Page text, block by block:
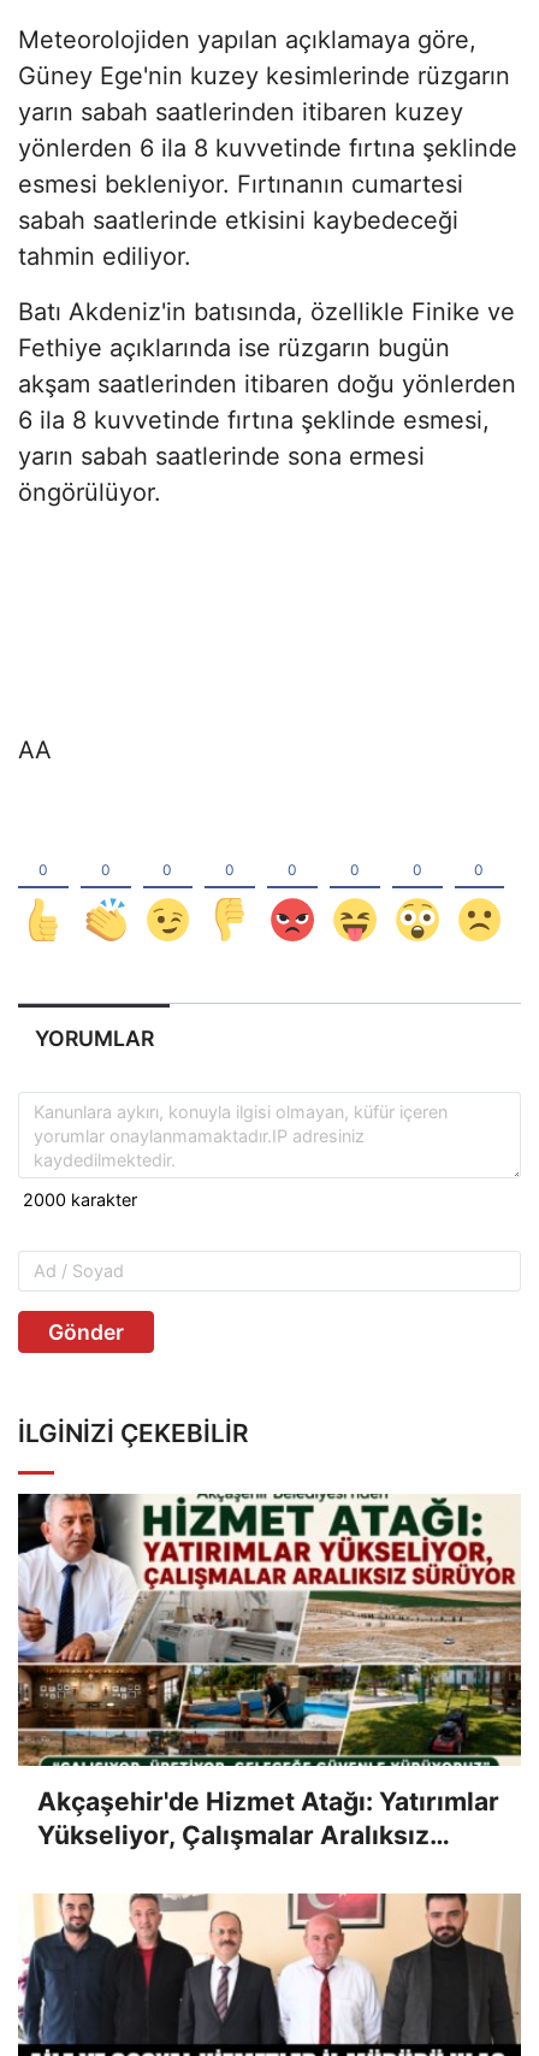
Meteorolojiden yapılan açıklamaya göre,
Güney Ege'nin kuzey kesimlerinde rüzgarın
yarın sabah saatlerinden itibaren kuzey
yönlerden 6 ila 8 kuvvetinde fırtına şeklinde
esmesi bekleniyor. Fırtınanın cumartesi
sabah saatlerinde etkisini kaybedeceği
tahmin ediliyor.
Batı Akdeniz'in batısında, özellikle Finike ve
Fethiye açıklarında ise rüzgarın bugün
akşam saatlerinden itibaren doğu yönlerden
6 ila 8 kuvvetinde fırtına şeklinde esmesi,
yarın sabah saatlerinde sona ermesi
öngörülüyor.
AA
YORUMLAR
Gönder
İLGINIZI ÇEKEBILIR
Akçaşehir'de Hizmet Atağı: Yatırımlar
Yükseliyor, Çalışmalar Aralıksız